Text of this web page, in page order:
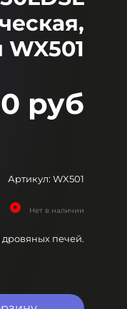
WX501
руб
Артикул: WX501
Нет в наличии
дровяных печей.